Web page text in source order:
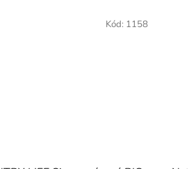
Kód: 1158